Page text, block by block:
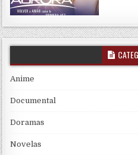
Anime
Documental
Doramas
Novelas